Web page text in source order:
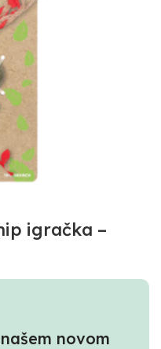
igračka –
novom